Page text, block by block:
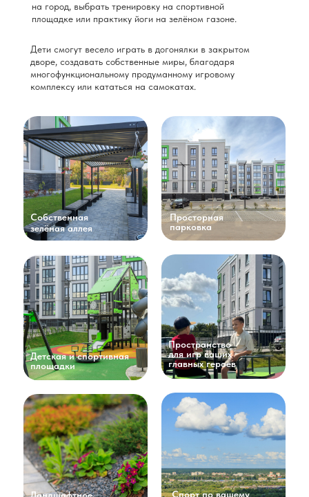
на город, выбрать тренировку на спортивной
площадке или практику йоги на зелёном газоне.
Дети смогут весело играть в догонялки в закрытом
дворе, создавать собственные миры, благодаря
многофункциональному продуманному игровому
комплексу или кататься на самокатах.
Собственная
зелёная аллея
Спорт по вашему
Детская и спортивная
площадки
Просторная
парковка
Пространство
для игр ваших
главных героев